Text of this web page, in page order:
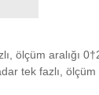
ölçüm aralığı
tek fazlı, ölçüm